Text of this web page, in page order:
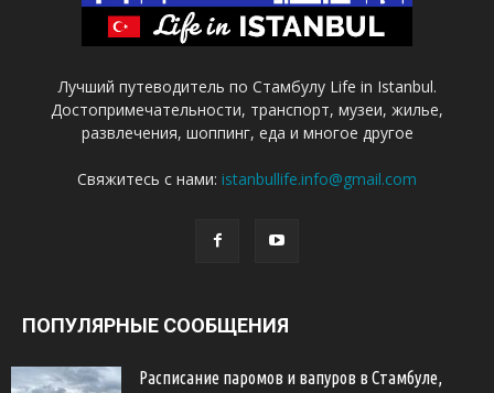
Лучший путеводитель по Стамбулу Life in Istanbul.
Достопримечательности, транспорт, музеи, жилье,
развлечения, шоппинг, еда и многое другое
Свяжитесь с нами: istanbullife.info@gmail.com
ПОПУЛЯРНЫЕ СООБЩЕНИЯ
Расписание паромов и вапуров в Стамбуле,